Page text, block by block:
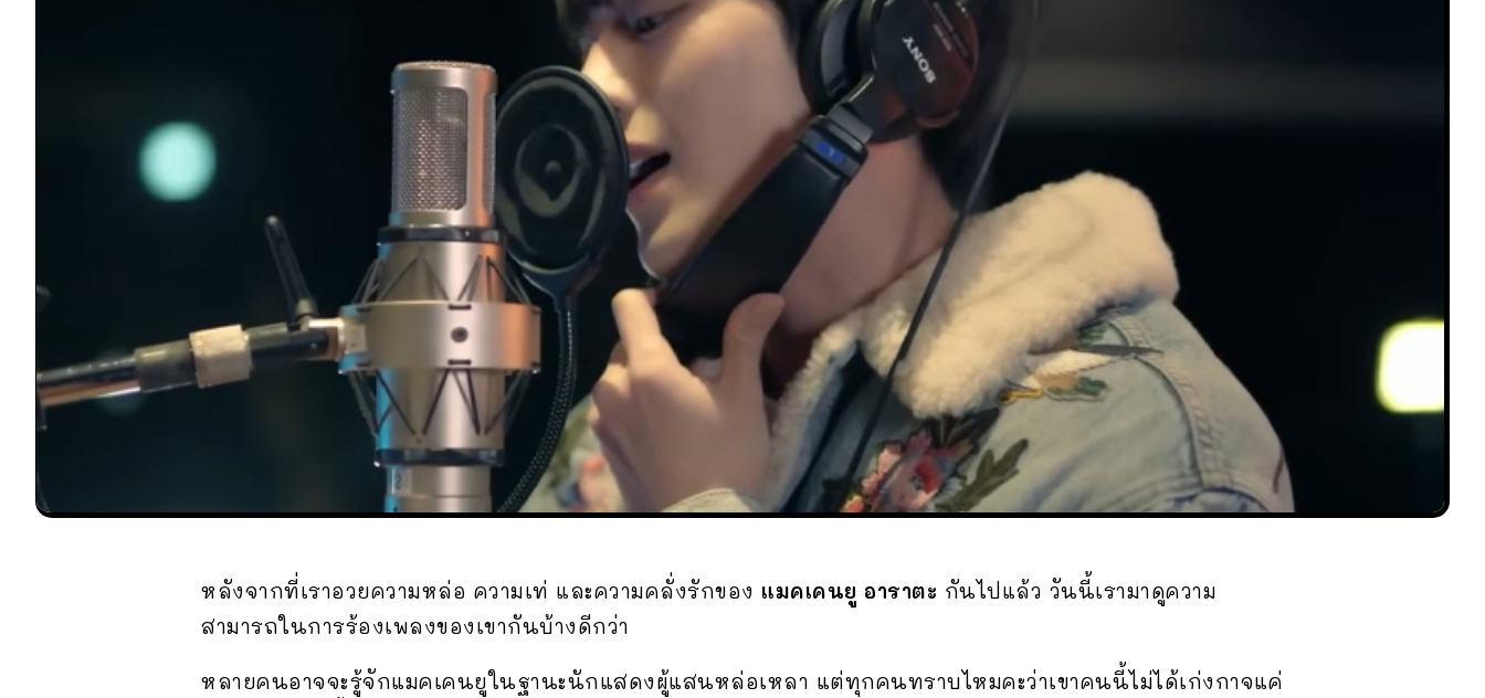
หลังจากที่เราอวยความหล่อ ความเท่ และความคลั่งรักของ แมคเคนยู อาราตะ กันไปแล้ว วันนี้เรามาดูความ
สามารถในการร้องเพลงของเขากันบ้างดีกว่า
หลายคนอาจจะรู้จักแมคเคนยูในฐานะนักแสดงผู้แสนหล่อเหลา แต่ทุกคนทราบไหมคะว่าเขาคนนี้ไม่ได้เก่งกาจแค่